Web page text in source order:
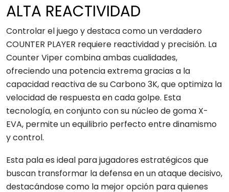
ALTA REACTIVIDAD
Controlar el juego y destaca como un verdadero
COUNTER PLAYER requiere reactividad y precisión. La
Counter Viper combina ambas cualidades,
ofreciendo una potencia extrema gracias a la
capacidad reactiva de su Carbono 3K, que optimiza la
velocidad de respuesta en cada golpe. Esta
tecnología, en conjunto con su núcleo de goma X-
EVA, permite un equilibrio perfecto entre dinamismo
y control.
Esta pala es ideal para jugadores estratégicos que
buscan transformar la defensa en un ataque decisivo,
destacándose como la mejor opción para quienes